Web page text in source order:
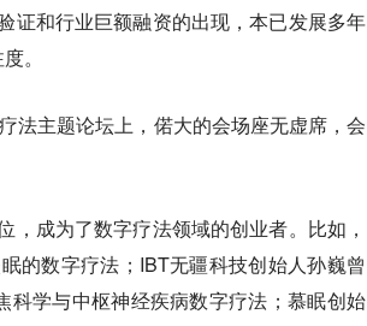
证和行业巨额融资的出现，本已发展多年
。
法主题论坛上，偌大的会场座无虚席，会
成为了数字疗法领域的创业者。比如，
的数字疗法；IBT无疆科技创始人孙巍曾
学与中枢神经疾病数字疗法；慕眠创始